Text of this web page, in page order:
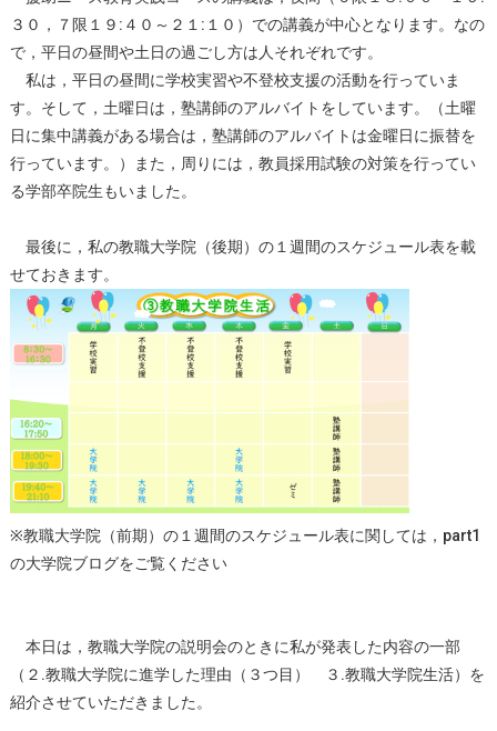
３０，７限１９:４０～２１:１０）での講義が中心となります。なの
で，平日の昼間や土日の過ごし方は人それぞれです。
私は，平日の昼間に学校実習や不登校支援の活動を行っていま
す。そして，土曜日は，塾講師のアルバイトをしています。（土曜
日に集中講義がある場合は，塾講師のアルバイトは金曜日に振替を
行っています。）また，周りには，教員採用試験の対策を行ってい
る学部卒院生もいました。
最後に，私の教職大学院（後期）の１週間のスケジュール表を載
せておきます。
※教職大学院（前期）の１週間のスケジュール表に関しては，part1
の大学院ブログをご覧ください
本日は，教職大学院の説明会のときに私が発表した内容の一部
（２.教職大学院に進学した理由（３つ目） ３.教職大学院生活）を
紹介させていただきました。